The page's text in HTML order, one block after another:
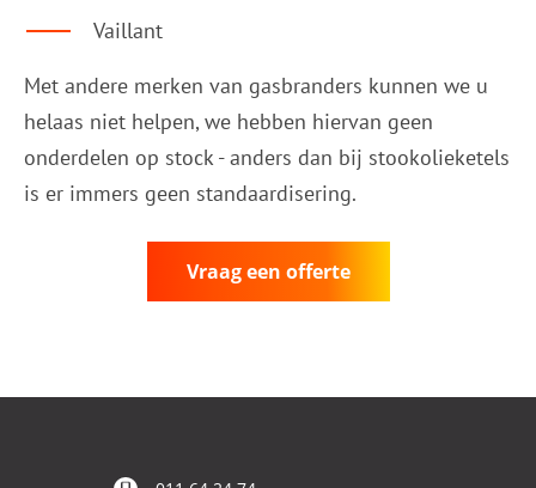
Vaillant
Met andere merken van gasbranders kunnen we u
helaas niet helpen, we hebben hiervan geen
onderdelen op stock - anders dan bij stookolieketels
is er immers geen standaardisering.
Vraag een offerte